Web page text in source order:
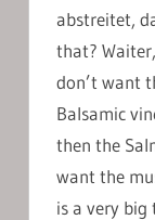
abstreitet,
that?
don’t want
Balsamic
then the
want the
is a very big